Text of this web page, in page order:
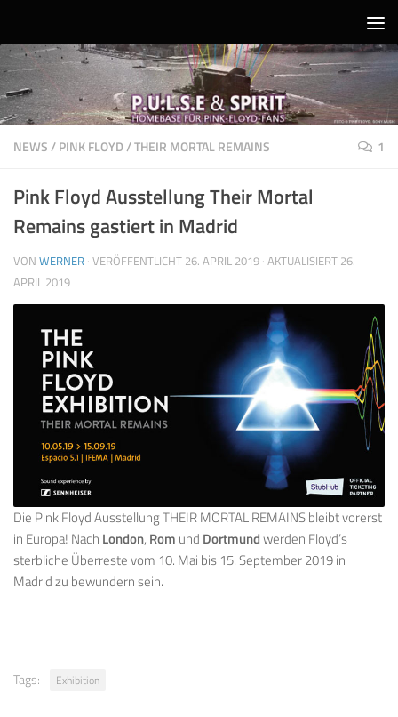
NEWS/PINK FLOYD/THEIR MORTAL REMAINS 1
Pink Floyd Ausstellung Their Mortal
Remains gastiert in Madrid
VON WERNER · VERÖFFENTLICHT 26. APRIL 2019 · AKTUALISIERT 26.
APRIL 2019
Die Pink Floyd Ausstellung THEIR MORTAL REMAINS bleibt vorerst
in Europa! Nach London, Rom und Dortmundwerden Floyd’s
sterbliche Überreste vom 10. Mai bis 15. September 2019 in
Madrid zu bewundern sein.
Tags: Exhibition